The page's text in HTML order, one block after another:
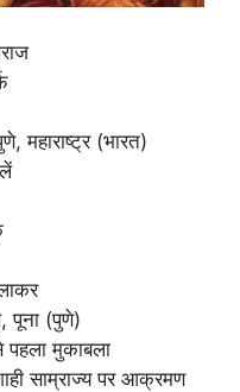
महाराष्ट्र (भारत)
पूना (पुणे)
पहला मुकाबला
साम्राज्य पर आक्रमण